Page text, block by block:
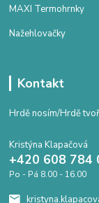
MAXI Termohrnky
Nažehlovačky
Kontakt
Hrdě nosím/Hrdě
Kristýna Klapačová
+420 608 784
Po - Pá 8.00 - 16.00